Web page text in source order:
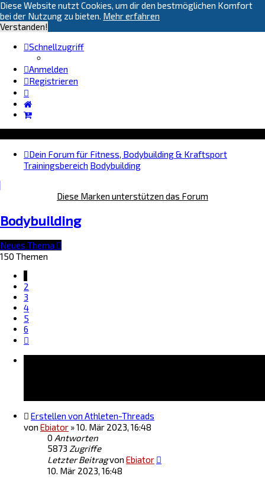
Diese Website nutzt Cookies, um dir den bestmöglichen Komfort
bei der Nutzung zu bieten. Mehr erfahren
Verstanden!
Schnellzugriff
Anmelden
Registrieren
Dein Forum für Fitness, Bodybuilding & Kraftsport
Trainingsbereich Bodybuilding
Diese Marken unterstützen das Forum
Bodybuilding
Neues Thema
150 Themen
2
3
4
5
6
Erstellen von Athleten-Threads
von Ebiator »10. Mär 2023, 16:48
0 Antworten
5873 Zugriffe
Letzter Beitragvon Ebiator
10. Mär 2023, 16:48